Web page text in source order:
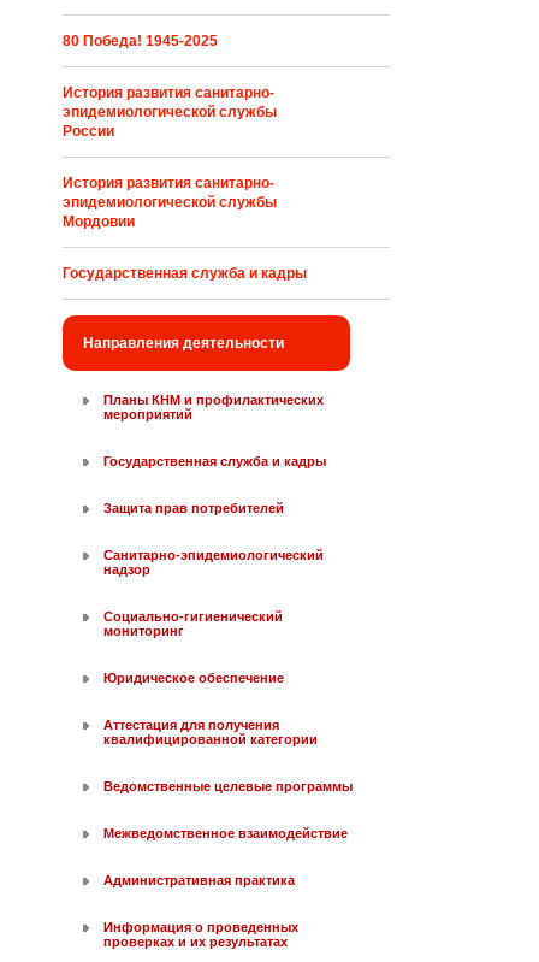
80 Победа! 1945-2025
История развития санитарно-
эпидемиологической службы
России
История развития санитарно-
эпидемиологической службы
Мордовии
Государственная служба и кадры
Направления деятельности
Планы КНМ и профилактических
мероприятий
Государственная служба и кадры
Защита прав потребителей
Санитарно-эпидемиологический
надзор
Социально-гигиенический
мониторинг
Юридическое обеспечение
Аттестация для получения
квалифицированной категории
Ведомственные целевые программы
Межведомственное взаимодействие
Административная практика
Информация о проведенных
проверках и их результатах